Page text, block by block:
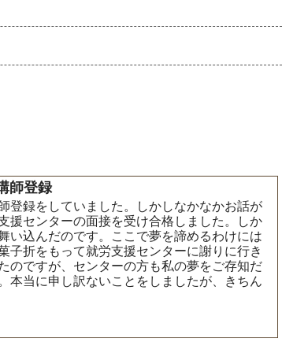
師登録
登録をしていました。しかしなかなかお話が
援センターの面接を受け合格しました。しか
い込んだのです。ここで夢を諦めるわけには
子折をもって就労支援センターに謝りに行き
のですが、センターの方も私の夢をご存知だ
本当に申し訳ないことをしましたが、きちん